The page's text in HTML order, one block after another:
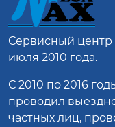
Сервисный центр
июля 2010 года.
С 2010 по 2016
проводил
частных лиц,